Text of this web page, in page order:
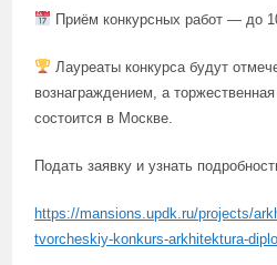
Приём конкурсных работ — до
Лауреаты конкурса будут
вознаграждением, а
состоится в Москве.
Подать заявку и узнать
https://mansions.updk.ru/projects/
tvorcheskiy-konkurs-arkhitektura-